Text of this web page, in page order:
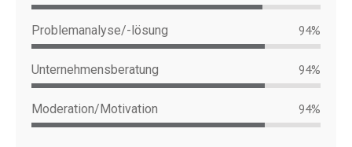
Problemanalyse/-lösung 94%
Unternehmensberatung 94%
Moderation/Motivation 94%